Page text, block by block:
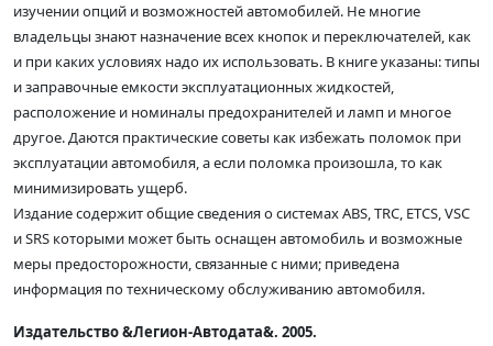
изучении опций и возможностей автомобилей. Не многие
владельцы знают назначение всех кнопок и переключателей, как
и при каких условиях надо их использовать. В книге указаны: типы
и заправочные емкости эксплуатационных жидкостей,
расположение и номиналы предохранителей и ламп и многое
другое. Даются практические советы как избежать поломок при
эксплуатации автомобиля, а если поломка произошла, то как
минимизировать ущерб.
Издание содержит общие сведения о системах ABS, TRC, ETCS, VSC
и SRS которыми может быть оснащен автомобиль и возможные
меры предосторожности, связанные с ними; приведена
информация по техническому обслуживанию автомобиля.
Издательство &Легион-Автодата&. 2005.